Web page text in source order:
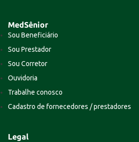
MedSênior
Sou Beneficiário
Sou Prestador
Sou Corretor
Ouvidoria
Trabalhe conosco
Cadastro de fornecedores / prestadores
Legal